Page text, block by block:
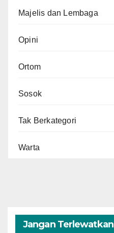
Majelis dan Lembaga
Opini
Ortom
Sosok
Tak Berkategori
Warta
Jangan Terlewatkan